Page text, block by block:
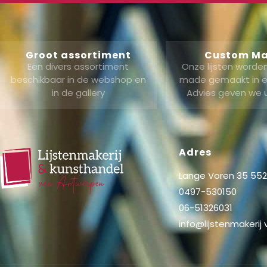
Groot assortiment
Een divers assortiment
beschikbaar in de webshop en
in de gallery
Custom
Onze lijsten
made gemaakt in
Advies geven we
Adres
Lange Voren 35
0497-530150
06-51326031
info@lijstenmakerij